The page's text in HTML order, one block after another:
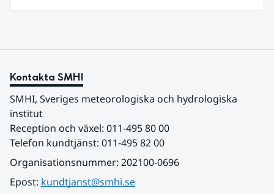
Kontakta SMHI
SMHI, Sveriges meteorologiska och hydrologiska
institut
Reception och växel: 011-495 80 00
Telefon kundtjänst: 011-495 82 00
Organisationsnummer: 202100-0696
Epost: kundtjanst@smhi.se